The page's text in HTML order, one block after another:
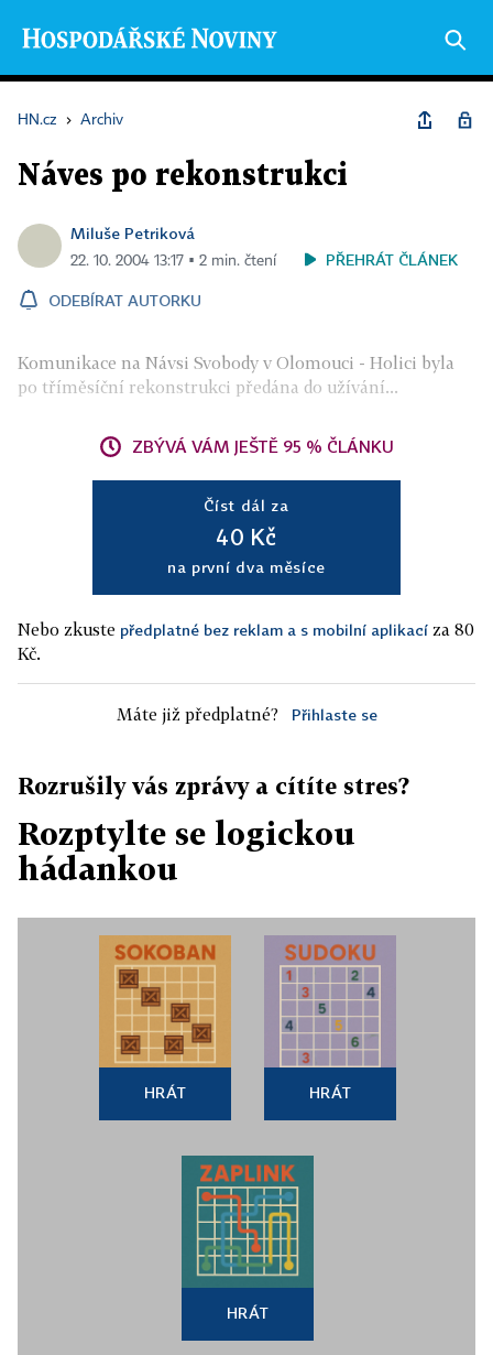
HN.cz › Archiv
Náves po rekonstrukci
Miluše Petriková
22. 10. 2004 13:17 ▪ 2 min. čtení PŘEHRÁT ČLÁNEK
ODEBÍRAT AUTORKU
Komunikace na Návsi Svobody v Olomouci - Holici byla
po tříměsíční rekonstrukci předána do užívání...
ZBÝVÁ VÁM JEŠTĚ 95 % ČLÁNKU
Číst dál za
40 Kč
na první dva měsíce
Nebo zkuste předplatné bez reklam a s mobilní aplikací za 80
Kč.
Máte již předplatné? Přihlaste se
Rozrušily vás zprávy a cítíte stres?
Rozptylte se logickou
hádankou
HRÁT HRÁT
HRÁT